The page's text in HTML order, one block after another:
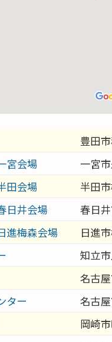
豊田
宮会場
一宮
田会場
半田
日井会場
春日
進梅森会場
日進
知立
名古
ター
名古
岡崎